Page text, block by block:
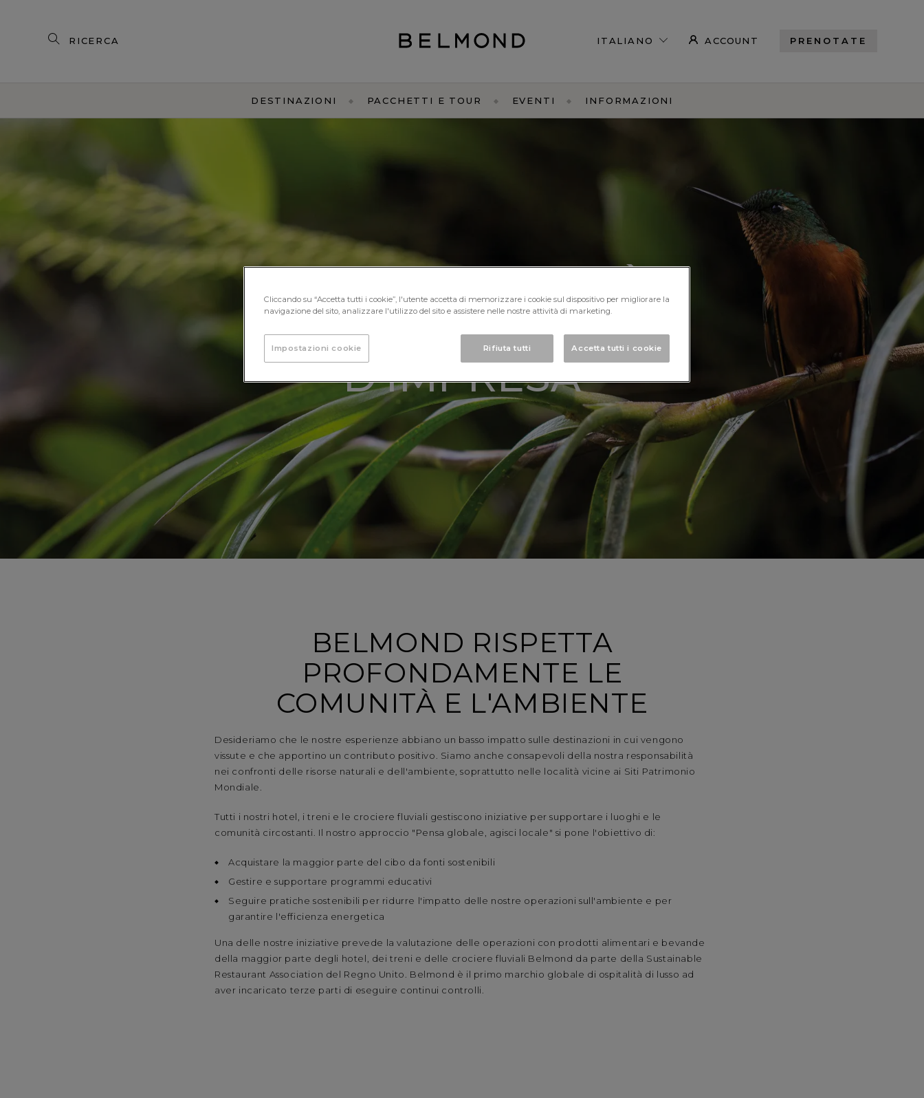
Ricerca
DESTINAZIONI PACCHETTI E TOUR EVENTI INFORMAZIONI
ACCOUNT PRENOTATE
RESPONSABILITÀ
SOCIALE
D'IMPRESA
BELMOND RISPETTA
PROFONDAMENTE LE
COMUNITÀ E L'AMBIENTE
Desideriamo che le nostre esperienze abbiano un basso impatto sulle destinazioni in cui vengono
vissute e che apportino un contributo positivo. Siamo anche consapevoli della nostra responsabilità
nei confronti delle risorse naturali e dell'ambiente, soprattutto nelle località vicine ai Siti Patrimonio
Mondiale.
Tutti i nostri hotel, i treni e le crociere fluviali gestiscono iniziative per supportare i luoghi e le
comunità circostanti. Il nostro approccio "Pensa globale, agisci locale" si pone l'obiettivo di:
Acquistare la maggior parte del cibo da fonti sostenibili
Gestire e supportare programmi educativi
Seguire pratiche sostenibili per ridurre l'impatto delle nostre operazioni sull'ambiente e per
garantire l'efficienza energetica
Una delle nostre iniziative prevede la valutazione delle operazioni con prodotti alimentari e bevande
della maggior parte degli hotel, dei treni e delle crociere fluviali Belmond da parte della Sustainable
Restaurant Association del Regno Unito. Belmond è il primo marchio globale di ospitalità di lusso ad
aver incaricato terze parti di eseguire continui controlli.
Cliccando su “Accetta tutti i cookie”, l'utente accetta di memorizzare i cookie sul dispositivo per migliorare la
navigazione del sito, analizzare l'utilizzo del sito e assistere nelle nostre attività di marketing.
Impostazioni cookie Rifiuta tutti Accetta tutti i cookie